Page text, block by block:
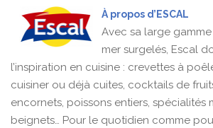
À propos d’ESCAL
Avec sa large
mer surgelés, Escal
l’inspiration en cuisine : crevettes à
cuisiner ou déjà cuites, cocktails de
encornets, poissons entiers, spécialités
beignets… Pour le quotidien comme